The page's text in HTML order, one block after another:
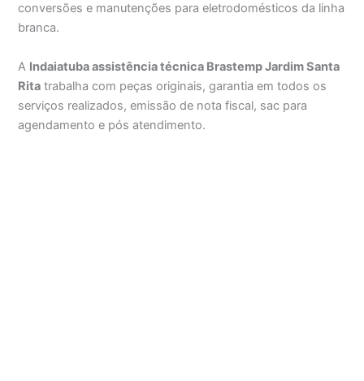
conversões e manutenções para eletrodomésticos da linha
branca.
A Indaiatuba assistência técnica Brastemp Jardim Santa
Rita trabalha com peças originais, garantia em todos os
serviços realizados, emissão de nota fiscal, sac para
agendamento e pós atendimento.